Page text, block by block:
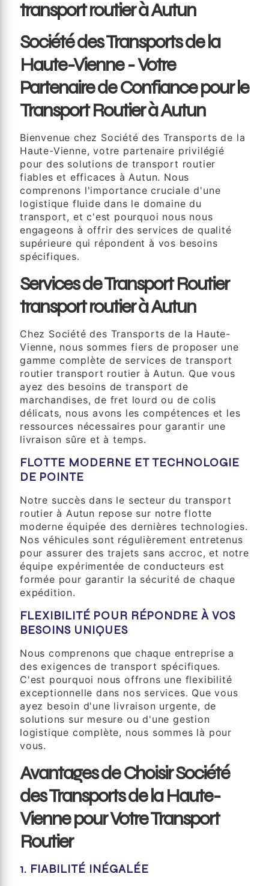
transport routier à Autun
Société des Transports de la
Haute-Vienne - Votre
Partenaire de Confiance pour le
Transport Routier à Autun
Bienvenue chez Société des Transports de la
Haute-Vienne, votre partenaire privilégié
pour des solutions de transport routier
fiables et efficaces à Autun. Nous
comprenons l'importance cruciale d'une
logistique fluide dans le domaine du
transport, et c'est pourquoi nous nous
engageons à offrir des services de qualité
supérieure qui répondent à vos besoins
spécifiques.
Services de Transport Routier
transport routier à Autun
Chez Société des Transports de la Haute-
Vienne, nous sommes fiers de proposer une
gamme complète de services de transport
routier transport routier à Autun. Que vous
ayez des besoins de transport de
marchandises, de fret lourd ou de colis
délicats, nous avons les compétences et les
ressources nécessaires pour garantir une
livraison sûre et à temps.
FLOTTE MODERNE ET TECHNOLOGIE
DE POINTE
Notre succès dans le secteur du transport
routier à Autun repose sur notre flotte
moderne équipée des dernières technologies.
Nos véhicules sont régulièrement entretenus
pour assurer des trajets sans accroc, et notre
équipe expérimentée de conducteurs est
formée pour garantir la sécurité de chaque
expédition.
FLEXIBILITÉ POUR RÉPONDRE À VOS
BESOINS UNIQUES
Nous comprenons que chaque entreprise a
des exigences de transport spécifiques.
C'est pourquoi nous offrons une flexibilité
exceptionnelle dans nos services. Que vous
ayez besoin d'une livraison urgente, de
solutions sur mesure ou d'une gestion
logistique complète, nous sommes là pour
vous.
Avantages de Choisir Société
des Transports de la Haute-
Vienne pour Votre Transport
Routier
1. FIABILITÉ INÉGALÉE